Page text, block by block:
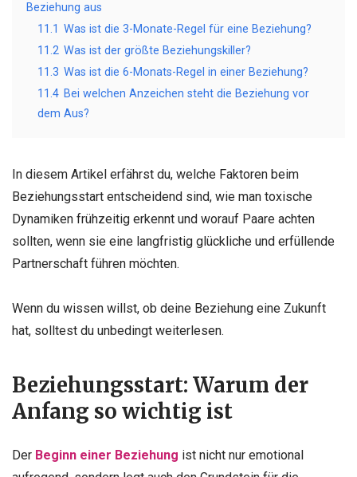
Beziehung aus
11.1 Was ist die 3-Monate-Regel für eine Beziehung?
11.2 Was ist der größte Beziehungskiller?
11.3 Was ist die 6-Monats-Regel in einer Beziehung?
11.4 Bei welchen Anzeichen steht die Beziehung vor
dem Aus?
In diesem Artikel erfährst du, welche Faktoren beim
Beziehungsstart entscheidend sind, wie man toxische
Dynamiken frühzeitig erkennt und worauf Paare achten
sollten, wenn sie eine langfristig glückliche und erfüllende
Partnerschaft führen möchten.
Wenn du wissen willst, ob deine Beziehung eine Zukunft
hat, solltest du unbedingt weiterlesen.
Beziehungsstart: Warum der
Anfang so wichtig ist
Der Beginn einer Beziehung ist nicht nur emotional